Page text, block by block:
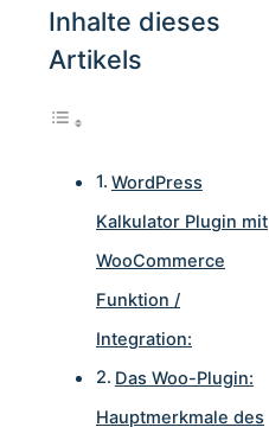
Inhalte dieses
Artikels
WordPress
Kalkulator Plugin mit
WooCommerce
Funktion /
Integration:
Das Woo-Plugin:
Hauptmerkmale des